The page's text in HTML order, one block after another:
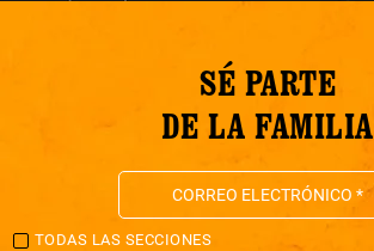
SÉ PARTE
DE LA FAMILIA
TODAS LAS SECCIONES